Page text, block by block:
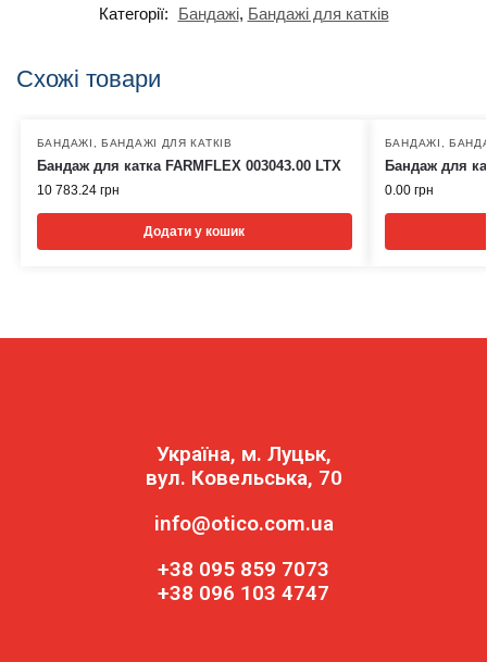
Категорії:
Бандажі, Бандажі для катків
Схожі товари
БАНДАЖІ ,БАНДАЖІ ДЛЯ КАТКІВ
Бандаж для катка FARMFLEX 003043.00 LTX
10 783.24 грн
Додати у кошик
БАНДАЖІ ,
Бандаж для
0.00 грн
Україна, м. Луцьк,
вул. Ковельська, 70
info@otico.com.ua
+38 095 859 7073
+38 096 103 4747